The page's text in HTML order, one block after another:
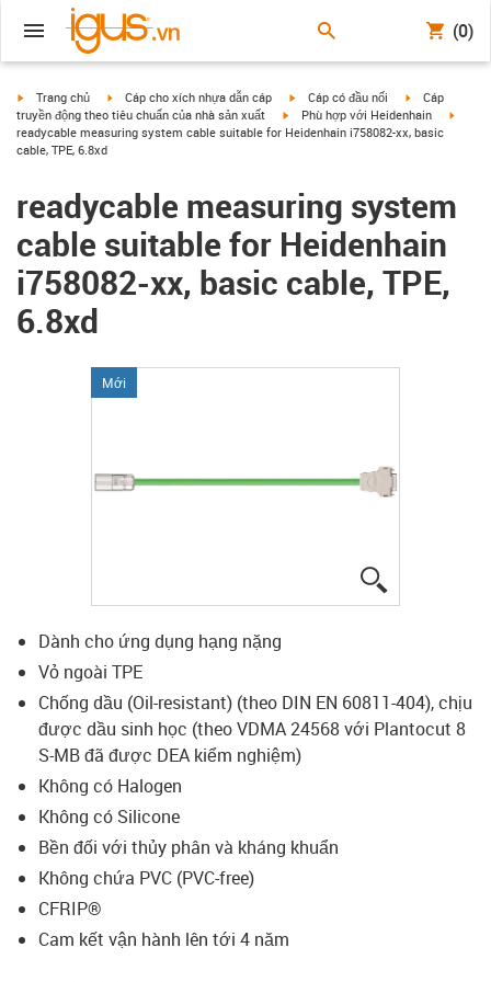
(0)
igus-icon-arrow-right
Trang chủ igus-icon-arrow-right
Cáp cho xích nhựa dẫn cáp igus-icon-arrow-right
Cáp có đầu nối igus-icon-
Cáp
truyền động theo tiêu chuẩn của nhà sản xuất
igus-icon-arrow-right
Phù hợp với Heidenhain
readycable measuring system cable suitable for Heidenhain i758082-xx, basic
cable, TPE, 6.8xd
readycable measuring system
cable suitable for Heidenhain
i758082-xx, basic cable, TPE,
6.8xd
Mới
Dành cho ứng dụng hạng nặng
Vỏ ngoài TPE
Chống dầu (Oil-resistant) (theo DIN EN 60811-404), chịu
được dầu sinh học (theo VDMA 24568 với Plantocut 8
S-MB đã được DEA kiểm nghiệm)
Không có Halogen
Không có Silicone
Bền đối với thủy phân và kháng khuẩn
Không chứa PVC (PVC-free)
CFRIP®
Cam kết vận hành lên tới 4 năm